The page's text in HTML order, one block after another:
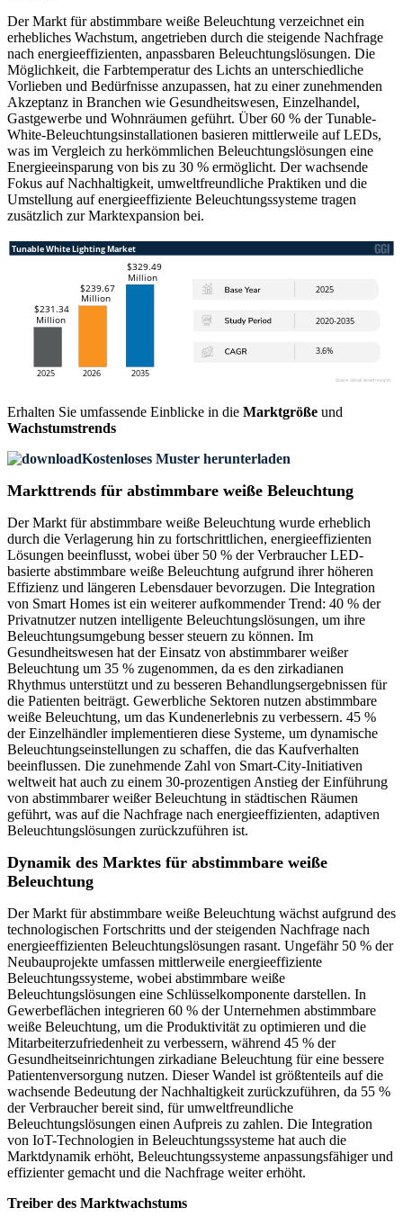
Der Markt für abstimmbare weiße Beleuchtung verzeichnet ein
erhebliches Wachstum, angetrieben durch die steigende Nachfrage
nach energieeffizienten, anpassbaren Beleuchtungslösungen. Die
Möglichkeit, die Farbtemperatur des Lichts an unterschiedliche
Vorlieben und Bedürfnisse anzupassen, hat zu einer zunehmenden
Akzeptanz in Branchen wie Gesundheitswesen, Einzelhandel,
Gastgewerbe und Wohnräumen geführt. Über 60 % der Tunable-
White-Beleuchtungsinstallationen basieren mittlerweile auf LEDs,
was im Vergleich zu herkömmlichen Beleuchtungslösungen eine
Energieeinsparung von bis zu 30 % ermöglicht. Der wachsende
Fokus auf Nachhaltigkeit, umweltfreundliche Praktiken und die
Umstellung auf energieeffiziente Beleuchtungssysteme tragen
zusätzlich zur Marktexpansion bei.
Erhalten Sie umfassende Einblicke in die Marktgröße und
Wachstumstrends
Kostenloses Muster herunterladen
Markttrends für abstimmbare weiße Beleuchtung
Der Markt für abstimmbare weiße Beleuchtung wurde erheblich
durch die Verlagerung hin zu fortschrittlichen, energieeffizienten
Lösungen beeinflusst, wobei über 50 % der Verbraucher LED-
basierte abstimmbare weiße Beleuchtung aufgrund ihrer höheren
Effizienz und längeren Lebensdauer bevorzugen. Die Integration
von Smart Homes ist ein weiterer aufkommender Trend: 40 % der
Privatnutzer nutzen intelligente Beleuchtungslösungen, um ihre
Beleuchtungsumgebung besser steuern zu können. Im
Gesundheitswesen hat der Einsatz von abstimmbarer weißer
Beleuchtung um 35 % zugenommen, da es den zirkadianen
Rhythmus unterstützt und zu besseren Behandlungsergebnissen für
die Patienten beiträgt. Gewerbliche Sektoren nutzen abstimmbare
weiße Beleuchtung, um das Kundenerlebnis zu verbessern. 45 %
der Einzelhändler implementieren diese Systeme, um dynamische
Beleuchtungseinstellungen zu schaffen, die das Kaufverhalten
beeinflussen. Die zunehmende Zahl von Smart-City-Initiativen
weltweit hat auch zu einem 30-prozentigen Anstieg der Einführung
von abstimmbarer weißer Beleuchtung in städtischen Räumen
geführt, was auf die Nachfrage nach energieeffizienten, adaptiven
Beleuchtungslösungen zurückzuführen ist.
Dynamik des Marktes für abstimmbare weiße
Beleuchtung
Der Markt für abstimmbare weiße Beleuchtung wächst aufgrund des
technologischen Fortschritts und der steigenden Nachfrage nach
energieeffizienten Beleuchtungslösungen rasant. Ungefähr 50 % der
Neubauprojekte umfassen mittlerweile energieeffiziente
Beleuchtungssysteme, wobei abstimmbare weiße
Beleuchtungslösungen eine Schlüsselkomponente darstellen. In
Gewerbeflächen integrieren 60 % der Unternehmen abstimmbare
weiße Beleuchtung, um die Produktivität zu optimieren und die
Mitarbeiterzufriedenheit zu verbessern, während 45 % der
Gesundheitseinrichtungen zirkadiane Beleuchtung für eine bessere
Patientenversorgung nutzen. Dieser Wandel ist größtenteils auf die
wachsende Bedeutung der Nachhaltigkeit zurückzuführen, da 55 %
der Verbraucher bereit sind, für umweltfreundliche
Beleuchtungslösungen einen Aufpreis zu zahlen. Die Integration
von IoT-Technologien in Beleuchtungssysteme hat auch die
Marktdynamik erhöht, Beleuchtungssysteme anpassungsfähiger und
effizienter gemacht und die Nachfrage weiter erhöht.
Treiber des Marktwachstums